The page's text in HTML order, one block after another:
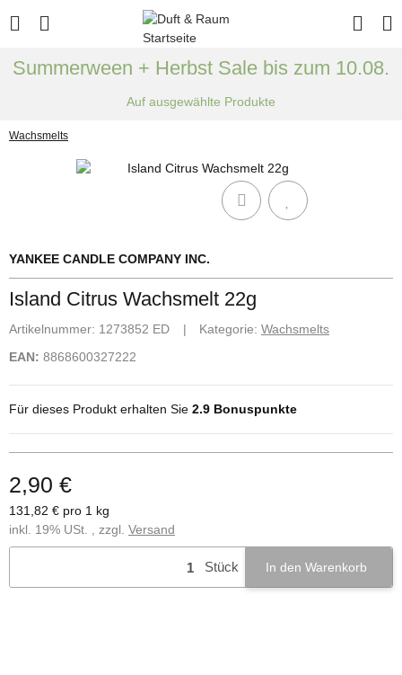
Summerween + Herbst Sale bis zum 10.08.
Auf ausgewählte Produkte
Wachsmelts
YANKEE CANDLE COMPANY INC.
Island Citrus Wachsmelt 22g
Artikelnummer: 1273852 ED Kategorie: Wachsmelts
EAN: 8868600327222
Für dieses Produkt erhalten Sie 2.9 Bonuspunkte
2,90 €
131,82 € pro 1 kg
inkl. 19% USt. , zzgl. Versand
Stück In den Warenkorb